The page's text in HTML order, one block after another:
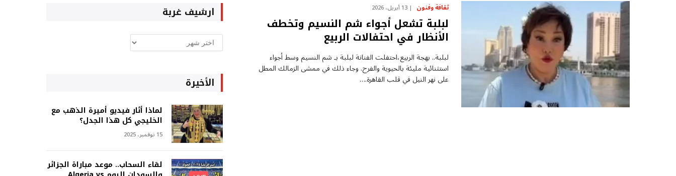
ثقافة وفنون 13 أبريل، 2026
لبلبة تشعل أجواء شم النسيم وتخطف
الأنظار في احتفالات الربيع
لبلبة.. بهجة الربيع،احتفلت الفنانة لبلبة بـ شم النسيم وسط أجواء
استثنائية مليئة بالحيوية والفرح. وجاء ذلك في ممشى الزمالك المطل
على نهر النيل في قلب القاهرة.…
ارشيف غربة
ارشيف
غربة
الأخيرة
لماذا أثار فيديو أميرة الذهب مع
الخليجي كل هذا الجدل؟
15 نوفمبر، 2025
لقاء السحاب.. موعد مباراة الجزائر